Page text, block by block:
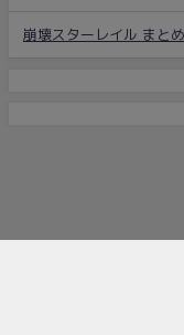
崩壊スターレイル まと